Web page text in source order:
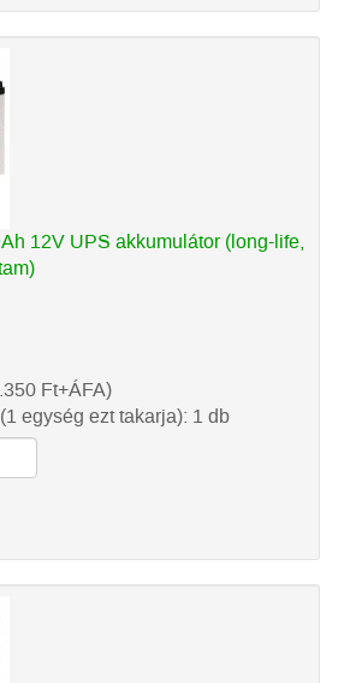
12V UPS akkumulátor (long-life,
Ft+ÁFA)
egység ezt takarja): 1 db